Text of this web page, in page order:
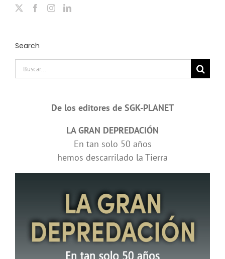
Search
Buscar:
De los editores de SGK-PLANET
LA GRAN DEPREDACIÓN
En tan solo 50 años
hemos descarrilado la Tierra